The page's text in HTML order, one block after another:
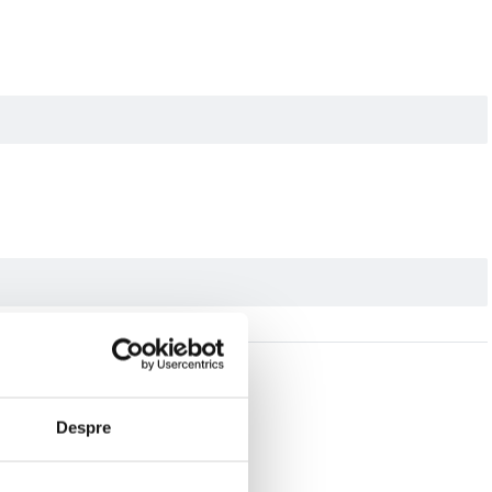
Despre